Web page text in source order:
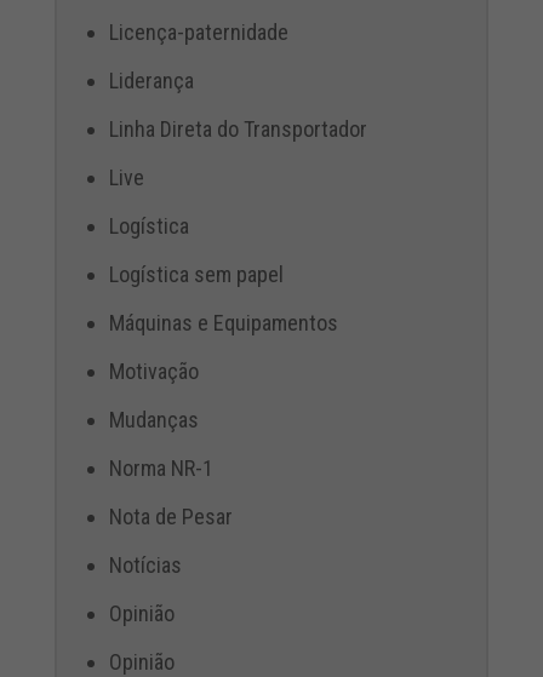
Licença-paternidade
Liderança
Linha Direta do Transportador
Live
Logística
Logística sem papel
Máquinas e Equipamentos
Motivação
Mudanças
Norma NR-1
Nota de Pesar
Notícias
Opinião
Opinião